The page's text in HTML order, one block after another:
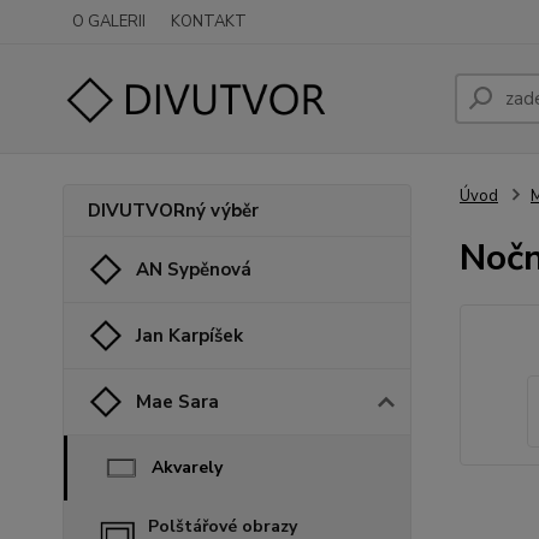
O GALERII KONTAKT
DIVUTVORný výběr
AN Sypěnová
Jan Karpíšek
Mae Sara
Akvarely
Polštářové obrazy
Úvod